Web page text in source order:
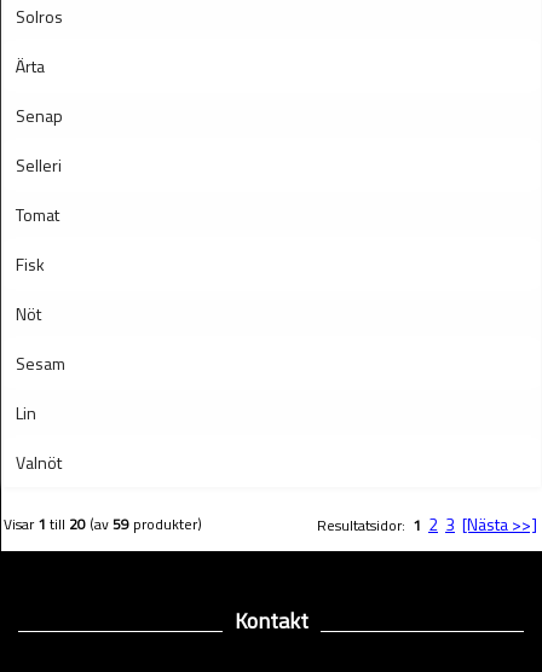
Solros
Ärta
Senap
Selleri
Tomat
Fisk
Nöt
Sesam
Lin
Valnöt
Visar1 till 20 (av59 produkter) Resultatsidor: 1 2 3 [Nästa >>]
Kontakt